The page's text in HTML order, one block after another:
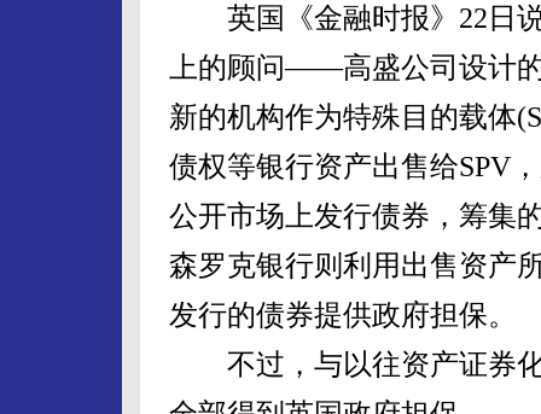
英国《金融时报》22日说
上的顾问——高盛公司设计
新的机构作为特殊目的载体
债权等银行资产出售给SPV
公开市场上发行债券，筹集
森罗克银行则利用出售资产
发行的债券提供政府担保。
不过，与以往资产证券化